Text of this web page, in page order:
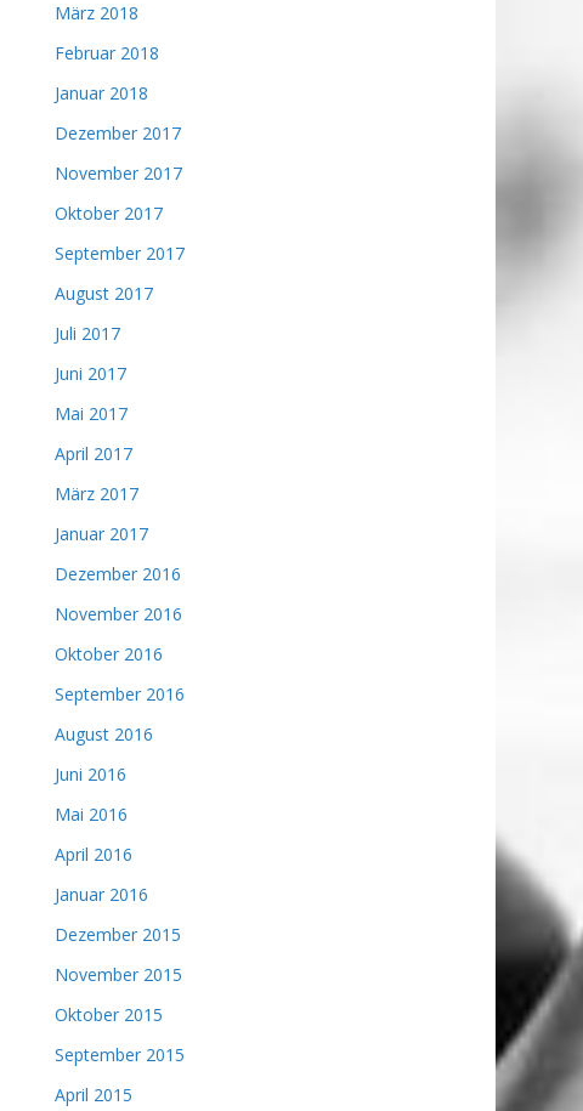
März 2018
Februar 2018
Januar 2018
Dezember 2017
November 2017
Oktober 2017
September 2017
August 2017
Juli 2017
Juni 2017
Mai 2017
April 2017
März 2017
Januar 2017
Dezember 2016
November 2016
Oktober 2016
September 2016
August 2016
Juni 2016
Mai 2016
April 2016
Januar 2016
Dezember 2015
November 2015
Oktober 2015
September 2015
April 2015